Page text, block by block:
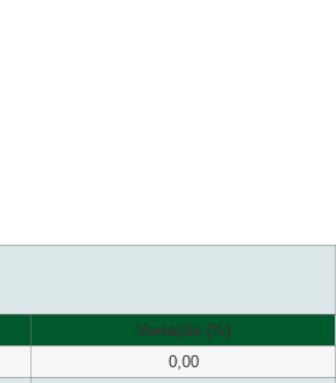
Variação (%)
0,00